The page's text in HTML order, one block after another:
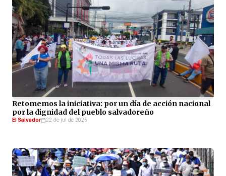
Retomemos la iniciativa: por un día de acción nacional
por la dignidad del pueblo salvadoreño
El Salvador 22 de jul de 2025